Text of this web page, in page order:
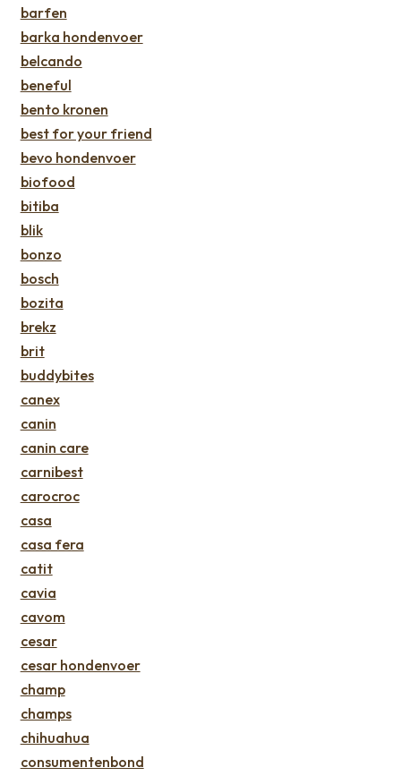
barfen
barka hondenvoer
belcando
beneful
bento kronen
best for your friend
bevo hondenvoer
biofood
bitiba
blik
bonzo
bosch
bozita
brekz
brit
buddybites
canex
canin
canin care
carnibest
carocroc
casa
casa fera
catit
cavia
cavom
cesar
cesar hondenvoer
champ
champs
chihuahua
consumentenbond